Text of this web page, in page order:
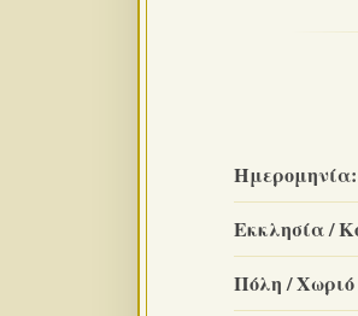
Ημερομηνία:
Εκκλησία /
Πόλη / Χωριό